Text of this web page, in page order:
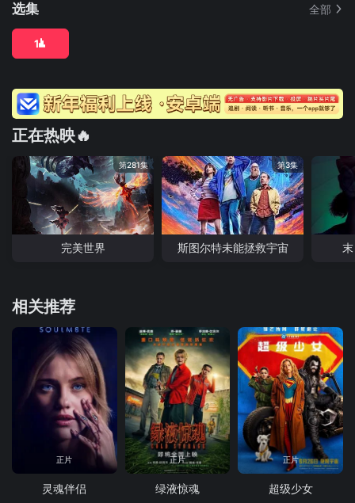
选集 全部
1
正在热映🔥
第281集
完美世界
第3集
斯图尔特未能拯救宇宙
相关推荐
正片
灵魂伴侣
正片
绿液惊魂
正片
超级少女